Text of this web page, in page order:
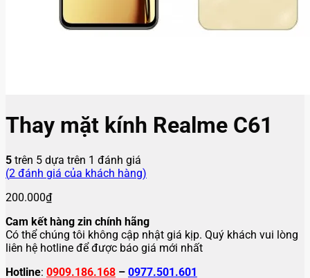
Thay mặt kính Realme C61
5 trên 5 dựa trên 1 đánh giá
(2 đánh giá của khách hàng)
200.000₫
Cam kết hàng zin chính hãng
Có thể chúng tôi không cập nhật giá kịp. Quý khách vui lòng
liên hệ hotline để được báo giá mới nhất
Hotline: 0909.186.168 – 0977.501.601